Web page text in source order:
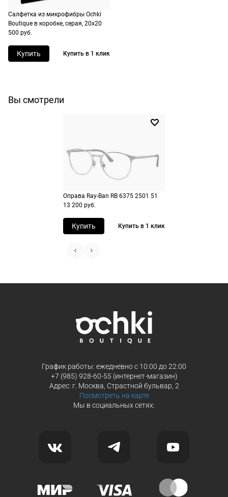
заказа
Выберите способ оплаты «Долями»
способах оплаты
Оплатите покупку целиком через Пэй
Салфетка из микрофибры Ochki
Boutique в коробке, серая, 20х20
500 руб.
Купить Купить в 1 клик
Вы смотрели
Оправа Ray-Ban RB 6375 2501 51
13 200 руб.
Купить Купить в 1 клик
График работы: ежедневно с 10:00 до 22:00
+7 (985) 928-60-55 (интернет-магазин)
Адрес: г. Москва, Страстной бульвар, 2
Посмотреть на карте
Мы в социальных сетях: